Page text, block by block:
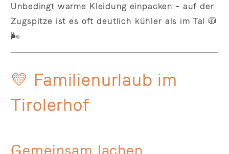
Unbedingt warme Kleidung einpacken – auf der
Zugspitze ist es oft deutlich kühler als im Tal 🧥
🌬️
💛 Familienurlaub im
Tirolerhof
Gemeinsam lachen,